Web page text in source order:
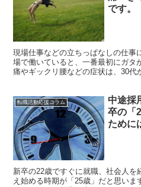
です。
現場仕事などの立ちっぱなしの仕事
場で働いていると、一番最初にガタ
痛やギックリ腰などの症状は、30代
転職活動応援コラム
中途採
卒の「
ために
新卒の22歳ですぐに就職、社会人
え始める時期が「25歳」だと思い